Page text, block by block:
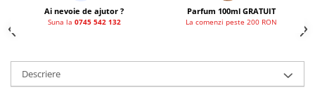
Ai nevoie de ajutor ?
Suna la 0745 542 132
Parfum 100ml GRATUIT
La comenzi peste 200 RON
Descriere